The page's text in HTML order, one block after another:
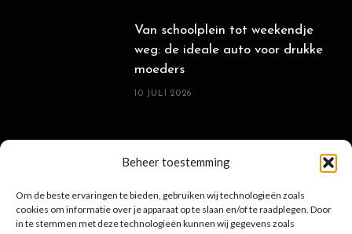
Beheer toestemming
Om de beste ervaringen te bieden, gebruiken wij technologieën zoals
cookies om informatie over je apparaat op te slaan en/of te raadplegen. Door
in te stemmen met deze technologieën kunnen wij gegevens zoals
Van schoolplein tot weekendje
weg: de ideale auto voor drukke
moeders
10 JULI 2026
POPULAIRE BERICHTEN
Sterrenbeeld: uitgebreide